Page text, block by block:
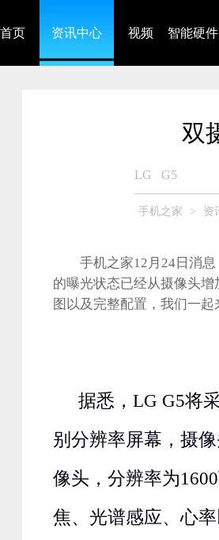
首页 资讯中心 视频 智能硬件
双
LG G5
手机之家 > 资
手机之家12月24日消息
的曝光状态已经从摄像头
图以及完整配置，我们一起
据悉，LG G5将
别分辨率屏幕，摄
像头，分辨率为
焦、光谱感应、心